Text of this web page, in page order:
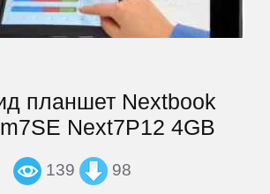
планшет Nextbook
Next7P12 4GB
139 98